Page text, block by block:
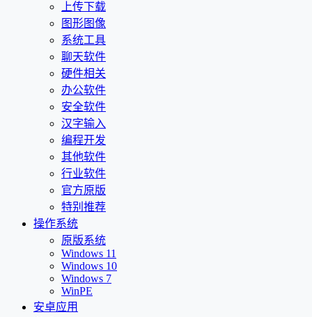
上传下载
图形图像
系统工具
聊天软件
硬件相关
办公软件
安全软件
汉字输入
编程开发
其他软件
行业软件
官方原版
特别推荐
操作系统
原版系统
Windows 11
Windows 10
Windows 7
WinPE
安卓应用